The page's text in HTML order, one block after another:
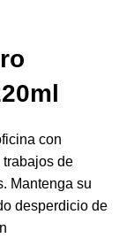
con
de
Mantenga su
desperdicio de